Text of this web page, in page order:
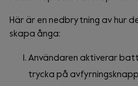
Här är en nedbrytning av hur
skapa ånga:
Användaren aktiverar
trycka på